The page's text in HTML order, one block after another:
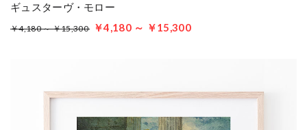
ギュスターヴ・モロー
￥4,180 ～ ￥15,300 ￥4,180 ～ ￥15,300